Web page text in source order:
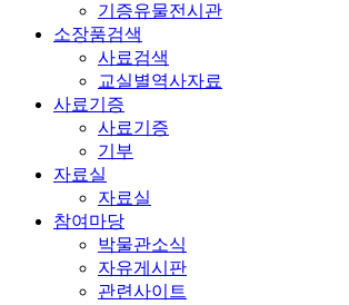
기증유물전시관
소장품검색
사료검색
교실별역사자료
사료기증
사료기증
기부
자료실
자료실
참여마당
박물관소식
자유게시판
관련사이트